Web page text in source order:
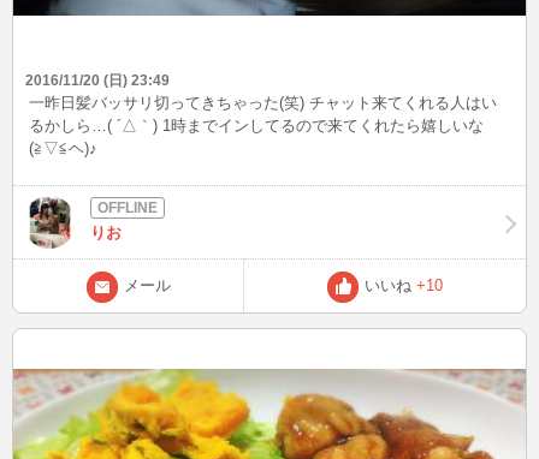
2016/11/20 (日) 23:49
一昨日髪バッサリ切ってきちゃった(笑) チャット来てくれる人はい
るかしら…( ´△｀) 1時までインしてるので来てくれたら嬉しいな
(≧▽≦ヘ)♪
りお
メール いいね +10